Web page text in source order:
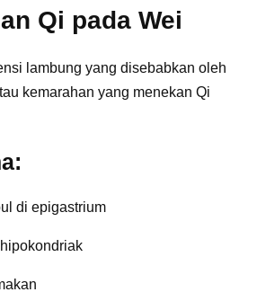
Qi pada Wei
lambung yang disebabkan oleh
kemarahan yang menekan Qi
di epigastrium